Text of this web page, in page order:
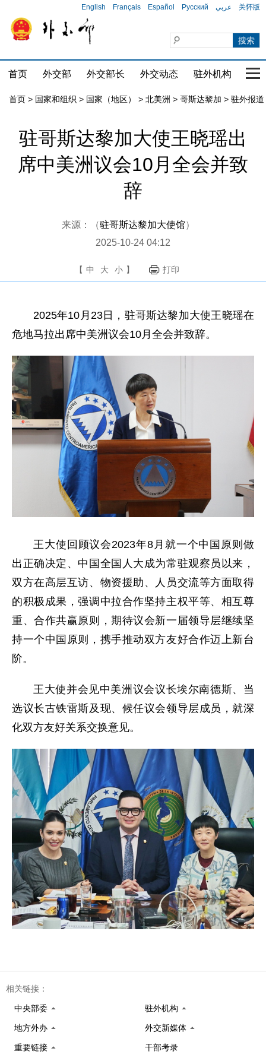
English Français Español Русский عربي 关怀版
首页 外交部 外交部长 外交动态 驻外机构 国
首页 > 国家和组织 > 国家（地区） > 北美洲 > 哥斯达黎加 > 驻外报道
驻哥斯达黎加大使王晓瑶出
席中美洲议会10月全会并致
辞
来源：（驻哥斯达黎加大使馆）
2025-10-24 04:12
【 中 大 小 】 打印
2025年10月23日，驻哥斯达黎加大使王晓瑶在
危地马拉出席中美洲议会10月全会并致辞。
王大使回顾议会2023年8月就一个中国原则做
出正确决定、中国全国人大成为常驻观察员以来，
双方在高层互访、物资援助、人员交流等方面取得
的积极成果，强调中拉合作坚持主权平等、相互尊
重、合作共赢原则，期待议会新一届领导层继续坚
持一个中国原则，携手推动双方友好合作迈上新台
阶。
王大使并会见中美洲议会议长埃尔南德斯、当
选议长古铁雷斯及现、候任议会领导层成员，就深
化双方友好关系交换意见。
相关链接：
中央部委 驻外机构
地方外办 外交新媒体
重要链接 干部考录